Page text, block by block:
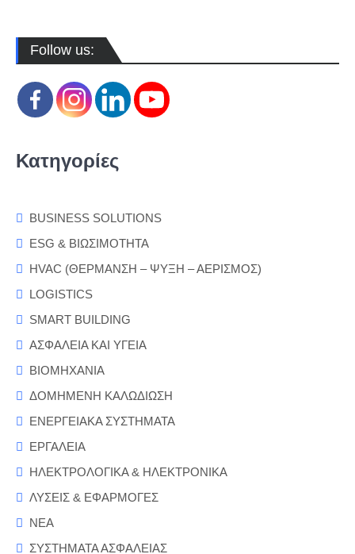
Follow us:
Κατηγορίες
BUSINESS SOLUTIONS
ESG & ΒΙΩΣΙΜΟΤΗΤΑ
HVAC (ΘΕΡΜΑΝΣΗ – ΨΥΞΗ – ΑΕΡΙΣΜΟΣ)
LOGISTICS
SMART BUILDING
ΑΣΦΑΛΕΙΑ ΚΑΙ ΥΓΕΙΑ
ΒΙΟΜΗΧΑΝΙΑ
ΔΟΜΗΜΕΝΗ ΚΑΛΩΔΙΩΣΗ
ΕΝΕΡΓΕΙΑΚΑ ΣΥΣΤΗΜΑΤΑ
ΕΡΓΑΛΕΙΑ
ΗΛΕΚΤΡΟΛΟΓΙΚΑ & ΗΛΕΚΤΡΟΝΙΚΑ
ΛΥΣΕΙΣ & ΕΦΑΡΜΟΓΕΣ
ΝΕΑ
ΣΥΣΤΗΜΑΤΑ ΑΣΦΑΛΕΙΑΣ